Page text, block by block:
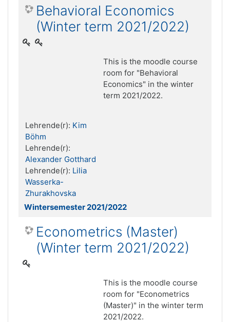
Behavioral Economics
(Winter term 2021/2022)
This is the moodle course
room for "Behavioral
Economics" in the winter
term 2021/2022.
Lehrende(r): Kim
Böhm
Lehrende(r):
Alexander Gotthard
Lehrende(r): Lilia
Wasserka-
Zhurakhovska
Wintersemester 2021/2022
Econometrics (Master)
(Winter term 2021/2022)
This is the moodle course
room for "Econometrics
(Master)" in the winter term
2021/2022.